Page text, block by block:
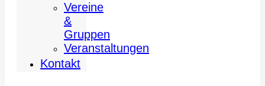
Vereine
&
Gruppen
Veranstaltungen
Kontakt